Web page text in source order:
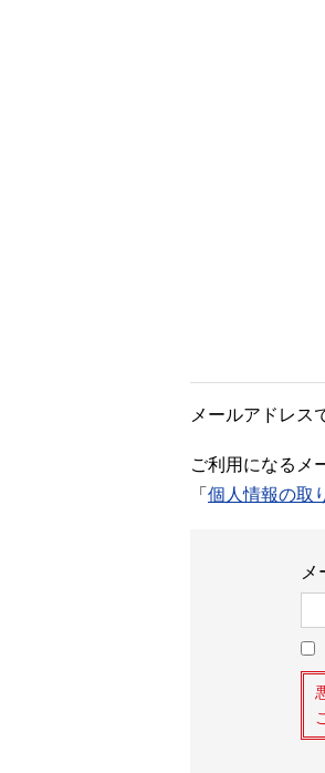
メールアドレス
ご利用になるメ
「 個人情報の取
メ